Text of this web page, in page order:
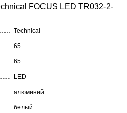
FOCUS LED TR032-2-
Technical
65
65
LED
алюминий
белый